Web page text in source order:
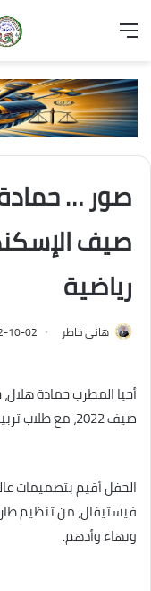
القائمة
صور …
صيف
رياضية
هانى خاطر 10-02
أحيا المطرب حمادة
صيف 2022، مع طلاب تربية رياضية بنات بالإسكندرية.
الحفل أقيم بتصميمات
فيستيفال، من تنظيم
وبهاء وأدهم.